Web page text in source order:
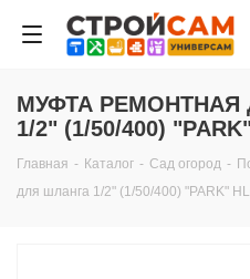
МУФТА РЕМОНТНАЯ
1/2" (1/50/400)
Главная - Каталог - Сад огород -
для шланга 1/2" (1/50/400) "PARK"